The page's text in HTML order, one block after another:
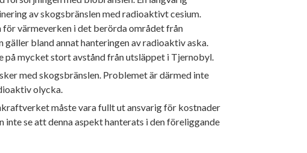
av skogsbränslen med radioaktivt cesium.
värmeverken i det berörda området från
bland annat hanteringen av radioaktiv aska.
mycket stort avstånd från utsläppet i Tjernobyl.
med skogsbränslen. Problemet är därmed inte
olycka.
måste vara fullt ut ansvarig för kostnader
inte se att denna aspekt hanterats i den föreliggande